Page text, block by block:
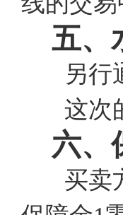
五、
另行
这次
六、
买卖